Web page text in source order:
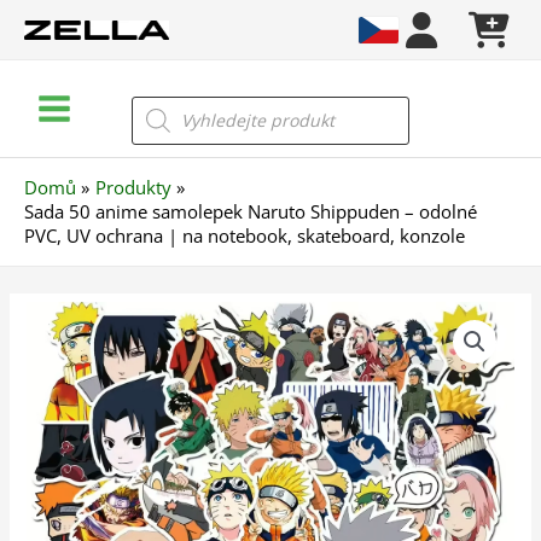
Menu
Products
search
Domů
Produkty
Sada 50 anime samolepek Naruto Shippuden – odolné
PVC, UV ochrana | na notebook, skateboard, konzole
Sada
anime
samolepek
Naruto
Shippuden
–
odolné